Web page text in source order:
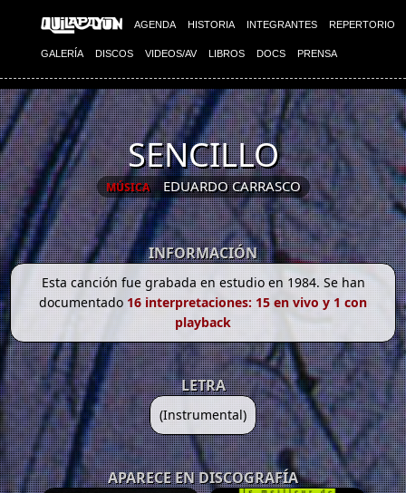
AGENDA HISTORIA INTEGRANTES REPERTORIO
GALERÍA DISCOS VIDEOS/AV LIBROS DOCS PRENSA
SENCILLO
MÚSICA EDUARDO CARRASCO
INFORMACIÓN
Esta canción fue grabada en estudio en 1984. Se han
documentado 16 interpretaciones: 15 en vivo y 1 con
playback
LETRA
(Instrumental)
APARECE EN DISCOGRAFÍA